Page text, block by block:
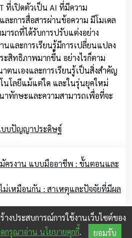
ที่เปิดตัวเป็น AI ที่มีความ
ะการสื่อสารผ่านข้อความ มีโมเดล
รถที่ได้รับการปรับแต่งอย่าง
นและการเรียนรู้มีการเปลี่ยนแปลง
ะสิทธิภาพมากขึ้น อย่างไรก็ตาม
ตนเองและการเรียนรู้เป็นสิ่งสำคัญ
นโลยีแม้แต่ใด และในรุ่นยุคใหม่
ทักษะและความสามารถเพื่อที่จะ
บปัญญาประดิษฐ์
ครงาน แบบมืออาชีพ : ขั้นตอนและ
ม่เหมือนกัน : สาเหตุและปัจจัยที่มีผล
างประสบการณ์การใช้งานเว็บไซต์ของ
กรุณาอ่าน นโยบายคุกกี้. ยอมรับ